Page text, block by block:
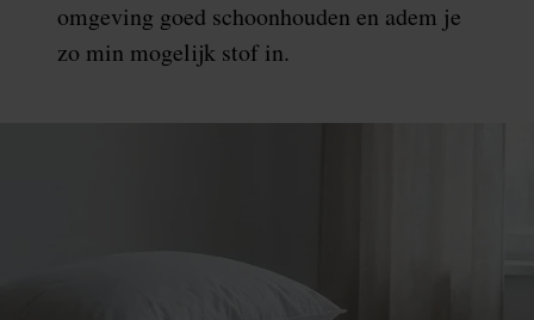
omgeving goed schoonhouden en adem je
zo min mogelijk stof in.